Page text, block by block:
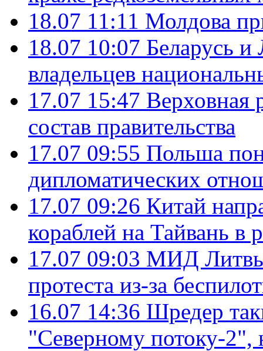
18.07 11:11 Молдова
18.07 10:07 Беларусь
владельцев
17.07 15:47 Верховная
состав правительства
17.07 09:55 Польша
дипломатических
17.07 09:26 Китай
кораблей на Тайвань в
17.07 09:03 МИД Литвы
протеста из-за
16.07 14:36 Шредер
"Северному потоку-2",